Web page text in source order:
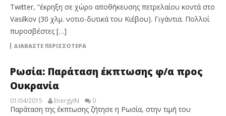
Twitter, “έκρηξη σε χώρο αποθήκευσης πετρελαίου κοντά στο
Vasilkov (30 χλμ. νοτιο-δυτικά του Κιέβου). Γιγάντια. Πολλοί
πυροσβέστες […]
ΔΙΑΒΆΣΤΕ ΠΕΡΙΣΣΌΤΕΡΑ
Ρωσία: Παράταση έκπτωσης φ/α προς
Ουκρανία
01/04/2015 EnergyIN 0
Παράταση της έκπτωσης ζήτησε η Ρωσία, στην τιμή του